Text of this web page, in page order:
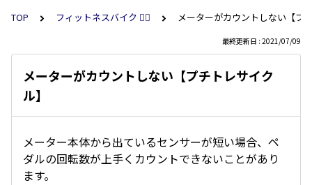
TOP フィットネスバイク 🚴‍♂️ メーターがカウントしない【プ
最終更新日 : 2021/07/09
メーターがカウントしない【プチトレサイク
ル】
メーター本体から出ているセンサーが短い場合、ペ
ダルの回転数が上手くカウントできないことがあり
ます。